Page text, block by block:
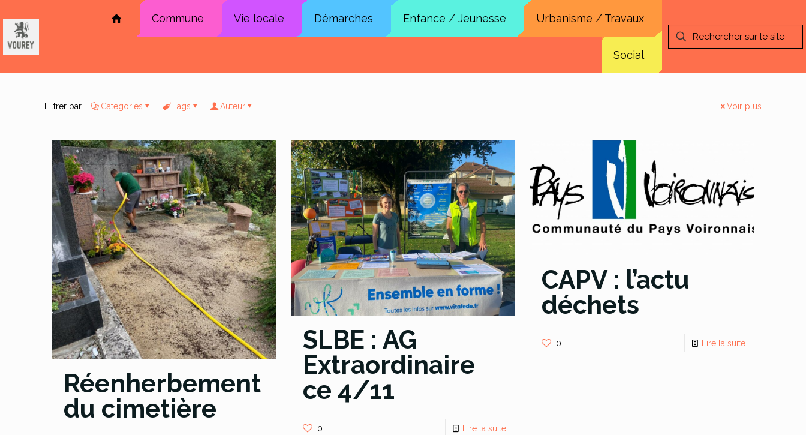
Commune Vie locale Démarches Enfance / Jeunesse Urbanisme / Travaux
Social
Filtrer par Catégories Tags Auteur Voir plus
Réenherbement
du cimetière
SLBE : AG
Extraordinaire
ce 4/11
0 Lire la suite
CAPV : l’actu
déchets
0 Lire la suite